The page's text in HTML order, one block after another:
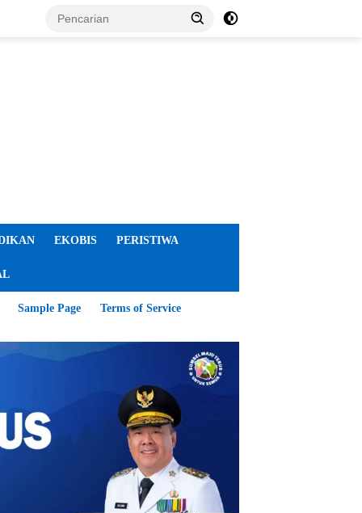
EKOBIS PERISTIWA
Sample Page Terms of Service